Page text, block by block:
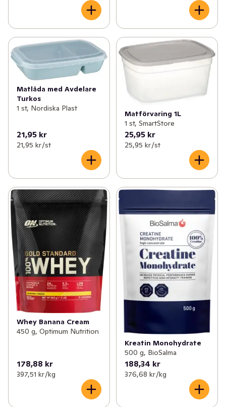
Matlåda med Avdelare
Turkos
1 st, Nordiska Plast
21,95 kr
21,95 kr /st
Matförvaring 1L
1 st, SmartStore
25,95 kr
25,95 kr /st
Whey Banana Cream
450 g, Optimum Nutrition
178,88 kr
397,51 kr /kg
Kreatin Monohydrate
500 g, BioSalma
188,34 kr
376,68 kr /kg